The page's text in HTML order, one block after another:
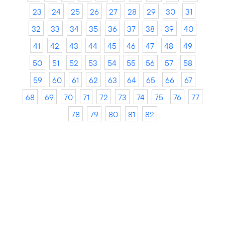
23
24 25 26 27 28 29 30
31
32
33 34 35 36 37 38 39
40
41
42 43 44 45 46 47 48
49
50
51 52 53 54 55 56 57
58
59
60 61 62 63 64 65 66
67
68
69 70 71 72 73 74 75 76
77
78
79 80 81 82